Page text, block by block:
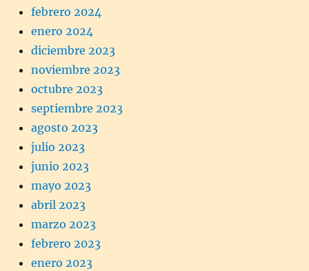
febrero 2024
enero 2024
diciembre 2023
noviembre 2023
octubre 2023
septiembre 2023
agosto 2023
julio 2023
junio 2023
mayo 2023
abril 2023
marzo 2023
febrero 2023
enero 2023